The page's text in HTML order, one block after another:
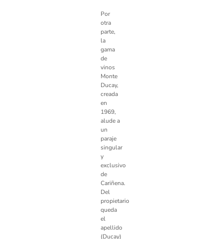
Por
otra
parte,
la
gama
de
vinos
Monte
Ducay,
creada
en
1969,
alude a
un
paraje
singular
y
exclusivo
de
Cariñena.
Del
propietario
queda
el
apellido
(Ducay)